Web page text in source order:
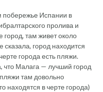
побережье Испании в
пролива и
там живет около
город находится
города есть пляжи.
что Малага — лучший город
там довольно
находятся в черте города)